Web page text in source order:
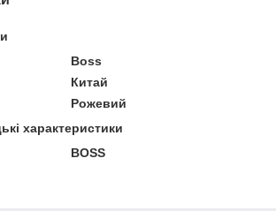
Boss
Китай
Рожевий
характеристики
BOSS